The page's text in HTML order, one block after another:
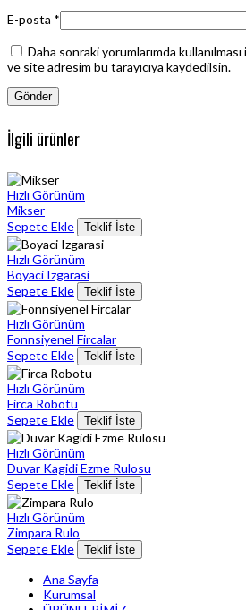
E-posta *
Daha sonraki yorumlarımda
ve site adresim bu tarayıcıya kaydedilsin.
İlgili ürünler
Hızlı Görünüm
Mikser
Sepete Ekle
Teklif İste
Hızlı Görünüm
Boyaci Izgarasi
Sepete Ekle
Teklif İste
Hızlı Görünüm
Fonnsiyenel Fircalar
Sepete Ekle
Teklif İste
Hızlı Görünüm
Firca Robotu
Sepete Ekle
Teklif İste
Hızlı Görünüm
Duvar Kagidi Ezme Rulosu
Sepete Ekle
Teklif İste
Hızlı Görünüm
Zimpara Rulo
Sepete Ekle
Teklif İste
Ana Sayfa
Kurumsal